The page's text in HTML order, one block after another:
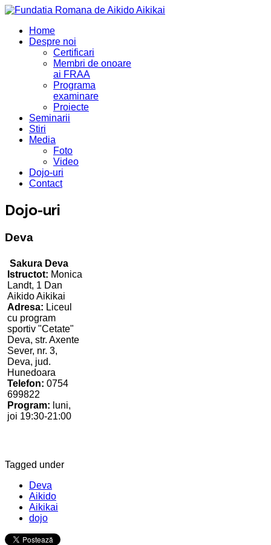
Home
Despre noi
Certificari
Membri de onoare
ai FRAA
Programa
examinare
Proiecte
Seminarii
Stiri
Media
Foto
Video
Dojo-uri
Contact
Dojo-uri
Deva
Sakura Deva
Istructot: Monica
Landt, 1 Dan
Aikido Aikikai
Adresa: Liceul
cu program
sportiv "Cetate"
Deva, str. Axente
Sever, nr. 3,
Deva, jud.
Hunedoara
Telefon: 0754
699822
Program: luni,
joi 19:30-21:00
Tagged under
Deva
Aikido
Aikikai
dojo